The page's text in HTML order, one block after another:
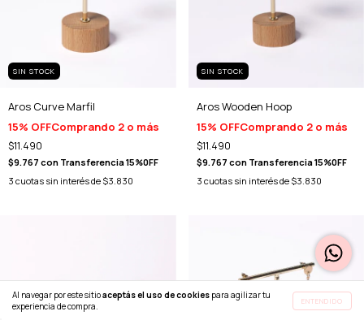
Al navegar por este sitioaceptás el uso de cookies para agilizar tu
experiencia de compra.
ENTENDIDO
SIN STOCK
Aros Curve Marfil
15% OFFComprando 2 o más
$11.490
$9.767 con Transferencia 15%0FF
3 cuotas sin interés de $3.830
SIN STOCK
Aros Wooden Hoop
15% OFFComprando 2 o más
$11.490
$9.767 con Transferencia 15%0FF
3 cuotas sin interés de $3.830